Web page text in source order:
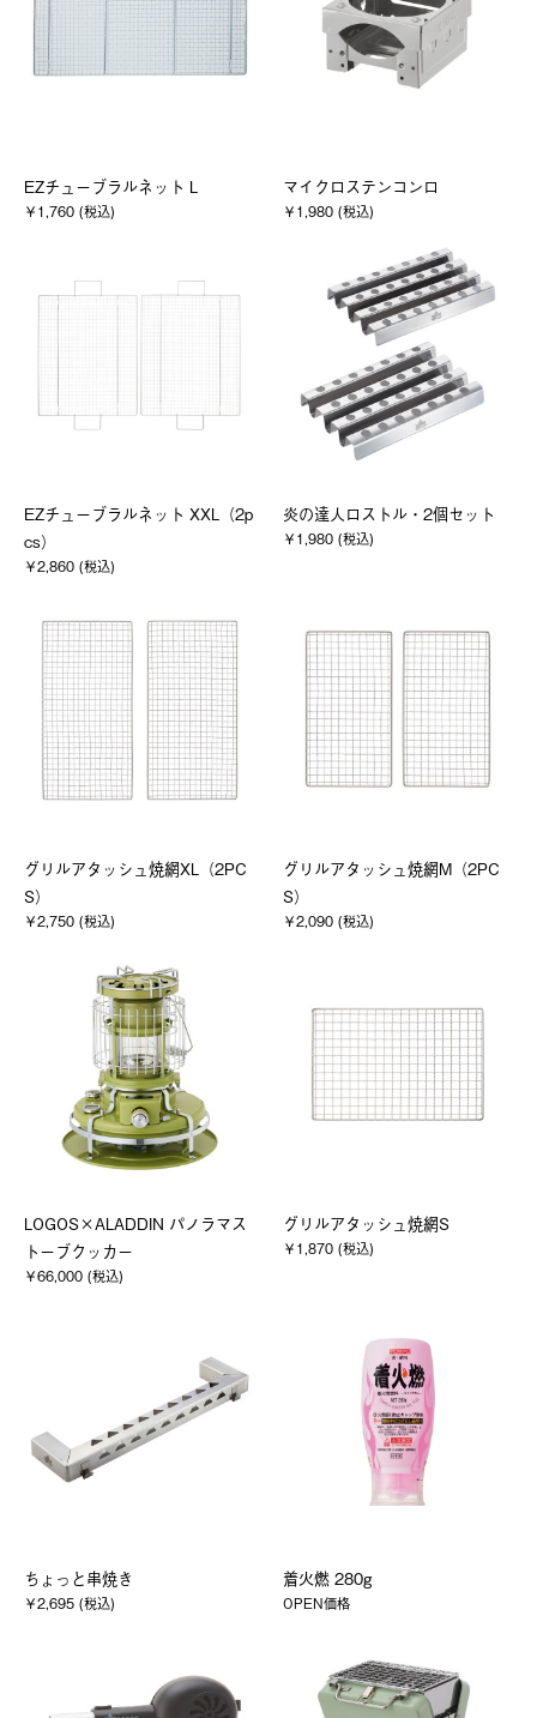
EZチューブラルネット L
￥1,760 (税込)
マイクロステンコンロ
￥1,980 (税込)
EZチューブラルネット XXL（2p
cs）
￥2,860 (税込)
炎の達人ロストル・2個セット
￥1,980 (税込)
グリルアタッシュ焼網XL（2PC
S）
￥2,750 (税込)
グリルアタッシュ焼網M（2PC
S）
￥2,090 (税込)
LOGOS×ALADDIN パノラマス
トーブクッカー
￥66,000 (税込)
グリルアタッシュ焼網S
￥1,870 (税込)
ちょっと串焼き
￥2,695 (税込)
着火燃 280g
OPEN価格